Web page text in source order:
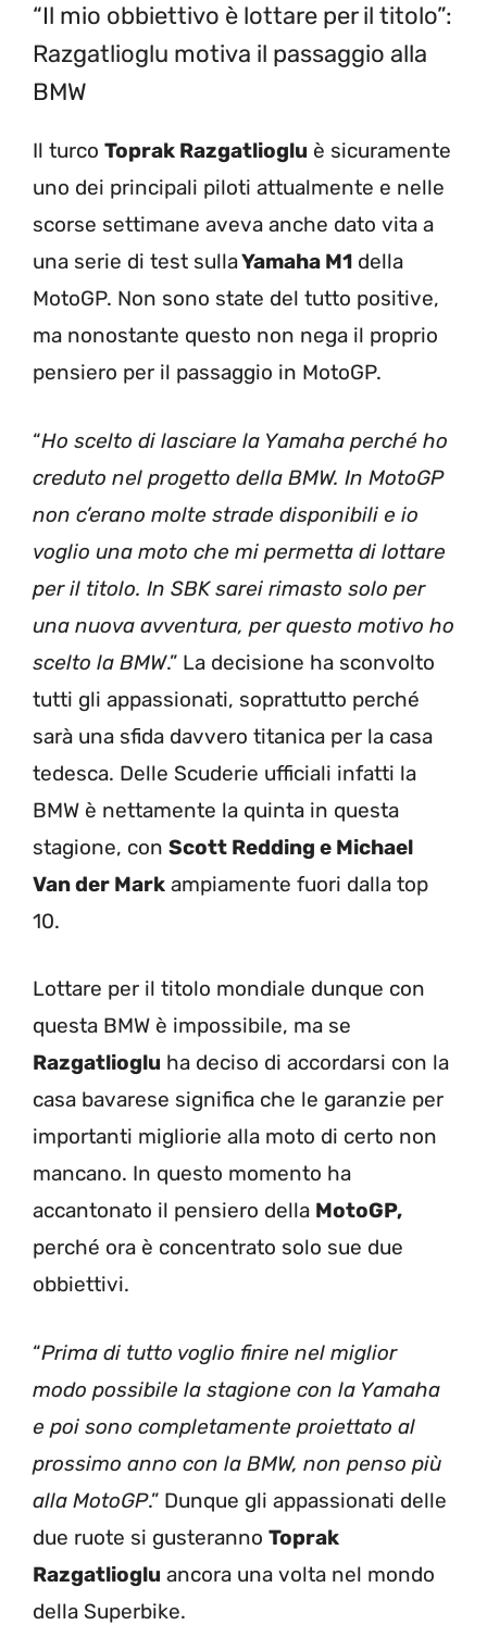
“Il mio obbiettivo è lottare per il titolo”:
Razgatlioglu motiva il passaggio alla
BMW
Il turco Toprak Razgatlioglu è sicuramente
uno dei principali piloti attualmente e nelle
scorse settimane aveva anche dato vita a
una serie di test sullaYamaha M1 della
MotoGP. Non sono state del tutto positive,
ma nonostante questo non nega il proprio
pensiero per il passaggio in MotoGP.
“Ho scelto di lasciare la Yamaha perché ho
creduto nel progetto della BMW. In MotoGP
non c’erano molte strade disponibili e io
voglio una moto che mi permetta di lottare
per il titolo. In SBK sarei rimasto solo per
una nuova avventura, per questo motivo ho
scelto la BMW.” La decisione ha sconvolto
tutti gli appassionati, soprattutto perché
sarà una sfida davvero titanica per la casa
tedesca. Delle Scuderie ufficiali infatti la
BMW è nettamente la quinta in questa
stagione, con Scott Redding e Michael
Van der Mark ampiamente fuori dalla top
10.
Lottare per il titolo mondiale dunque con
questa BMW è impossibile, ma se
Razgatlioglu ha deciso di accordarsi con la
casa bavarese significa che le garanzie per
importanti migliorie alla moto di certo non
mancano. In questo momento ha
accantonato il pensiero della MotoGP,
perché ora è concentrato solo sue due
obbiettivi.
“Prima di tutto voglio finire nel miglior
modo possibile la stagione con la Yamaha
e poi sono completamente proiettato al
prossimo anno con la BMW, non penso più
alla MotoGP.” Dunque gli appassionati delle
due ruote si gusteranno Toprak
Razgatlioglu ancora una volta nel mondo
della Superbike.